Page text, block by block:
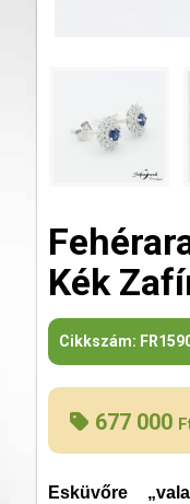
Kék
Cikkszám:
677 000
Esküvőre